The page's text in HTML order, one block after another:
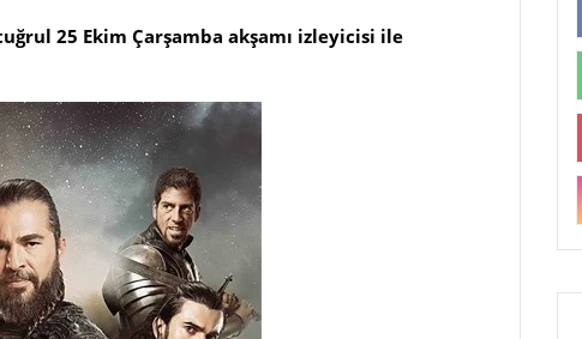
25 Ekim Çarşamba akşamı izleyicisi ile